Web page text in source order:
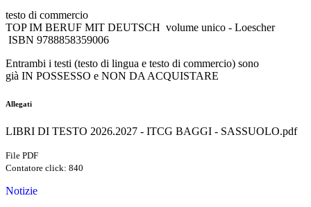
testo di commercio
TOP IM BERUF MIT DEUTSCH volume unico - Loescher
ISBN 9788858359006
Entrambi i testi (testo di lingua e testo di commercio) sono
già IN POSSESSO e NON DA ACQUISTARE
Allegati
LIBRI DI TESTO 2026.2027 - ITCG BAGGI - SASSUOLO.pdf
File PDF
Contatore click: 840
Notizie